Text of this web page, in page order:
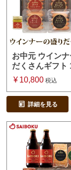
お中元 ウインナ
だくさんギフト
¥ 10,800 税込
詳細を見る